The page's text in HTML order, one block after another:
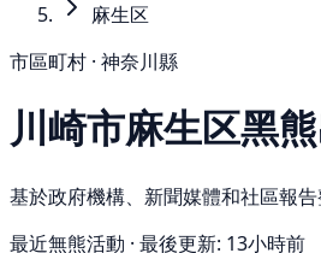
麻生区
市區町村 · 神奈川縣
川崎市麻生区黑熊
基於政府機構、新聞媒體和社區報告
最近無熊活動 · 最後更新: 13小時前